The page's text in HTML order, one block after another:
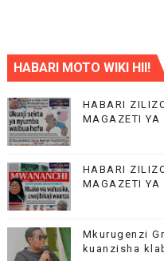
HABARI MOTO WIKI HII!
HABARI
MAGAZETI
HABARI
MAGAZETI
Mkurugenzi
kuanzisha